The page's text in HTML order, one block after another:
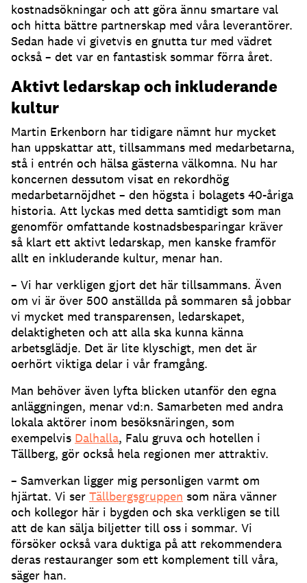
kostnadsökningar och att göra ännu smartare val
och hitta bättre partnerskap med våra leverantörer.
Sedan hade vi givetvis en gnutta tur med vädret
också – det var en fantastisk sommar förra året.
Aktivt ledarskap och inkluderande
kultur
Martin Erkenborn har tidigare nämnt hur mycket
han uppskattar att, tillsammans med medarbetarna,
stå i entrén och hälsa gästerna välkomna. Nu har
koncernen dessutom visat en rekordhög
medarbetarnöjdhet – den högsta i bolagets 40-åriga
historia. Att lyckas med detta samtidigt som man
genomför omfattande kostnadsbesparingar kräver
så klart ett aktivt ledarskap, men kanske framför
allt en inkluderande kultur, menar han.
– Vi har verkligen gjort det här tillsammans. Även
om vi är över 500 anställda på sommaren så jobbar
vi mycket med transparensen, ledarskapet,
delaktigheten och att alla ska kunna känna
arbetsglädje. Det är lite klyschigt, men det är
oerhört viktiga delar i vår framgång.
Man behöver även lyfta blicken utanför den egna
anläggningen, menar vd:n. Samarbeten med andra
lokala aktörer inom besöksnäringen, som
exempelvis Dalhalla, Falu gruva och hotellen i
Tällberg, gör också hela regionen mer attraktiv.
– Samverkan ligger mig personligen varmt om
hjärtat. Vi ser Tällbergsgruppen som nära vänner
och kollegor här i bygden och ska verkligen se till
att de kan sälja biljetter till oss i sommar. Vi
försöker också vara duktiga på att rekommendera
deras restauranger som ett komplement till våra,
säger han.